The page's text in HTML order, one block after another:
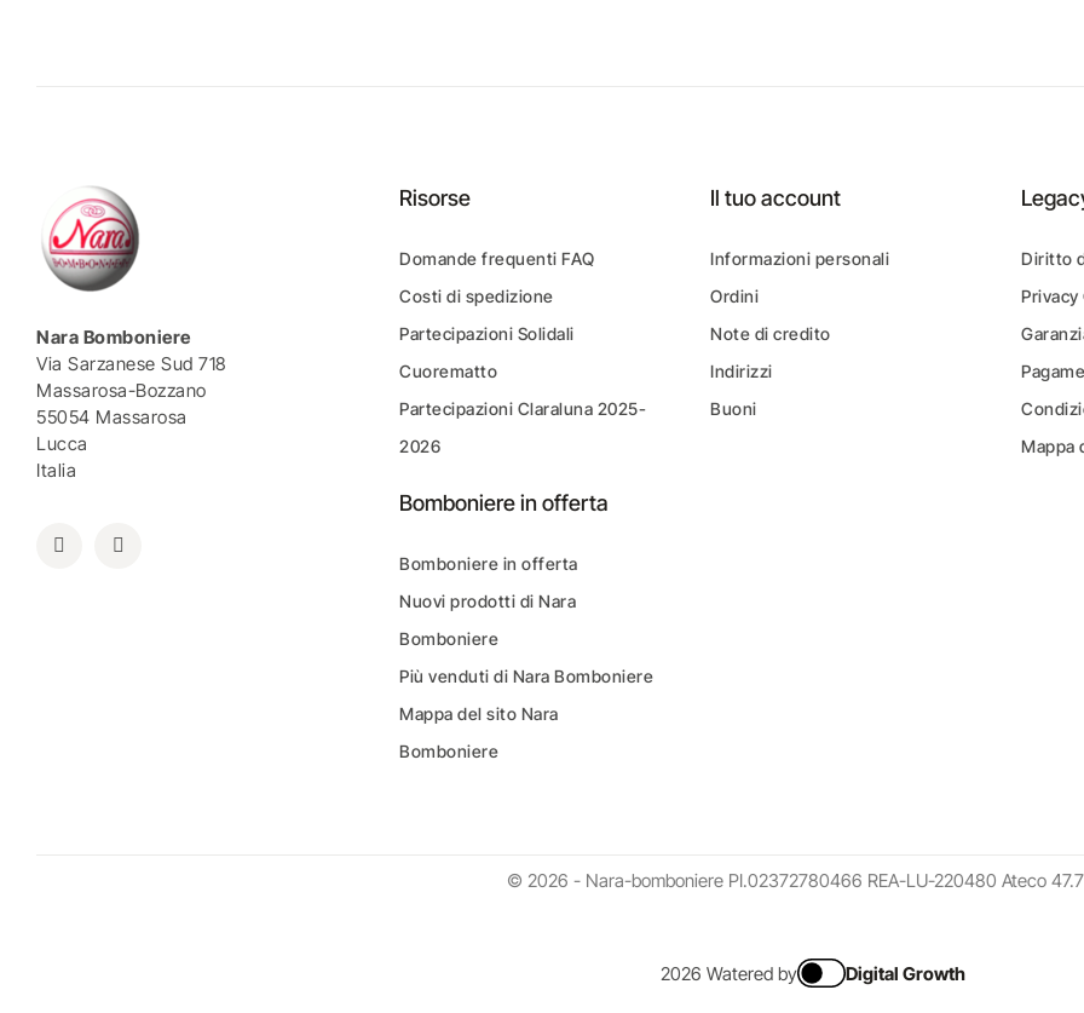
Nara Bomboniere
Via Sarzanese Sud 718
Massarosa-Bozzano
55054 Massarosa
Lucca
Italia
Risorse
Domande frequenti FAQ
Costi di spedizione
Partecipazioni Solidali
Cuorematto
Partecipazioni Claraluna 2025-
2026
Bomboniere in offerta
Bomboniere in offerta
Nuovi prodotti di Nara
Bomboniere
Più venduti di Nara Bomboniere
Mappa del sito Nara
Bomboniere
Il tuo account
Informazioni personali
Ordini
Note di credito
Indirizzi
Buoni
Diritto
Privacy
Mappa
© 2026 - Nara-bomboniere PI.02372780466 REA-LU-220480 Ateco
2026 Watered by Digital Growth